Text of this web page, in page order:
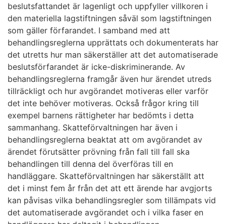
beslutsfattandet är lagenligt och uppfyller villkoren i
den materiella lagstiftningen såväl som lagstiftningen
som gäller förfarandet. I samband med att
behandlingsreglerna upprättats och dokumenterats har
det utretts hur man säkerställer att det automatiserade
beslutsförfarandet är icke-diskriminerande. Av
behandlingsreglerna framgår även hur ärendet utreds
tillräckligt och hur avgörandet motiveras eller varför
det inte behöver motiveras. Också frågor kring till
exempel barnens rättigheter har bedömts i detta
sammanhang. Skatteförvaltningen har även i
behandlingsreglerna beaktat att om avgörandet av
ärendet förutsätter prövning från fall till fall ska
behandlingen till denna del överföras till en
handläggare. Skatteförvaltningen har säkerställt att
det i minst fem år från det att ett ärende har avgjorts
kan påvisas vilka behandlingsregler som tillämpats vid
det automatiserade avgörandet och i vilka faser en